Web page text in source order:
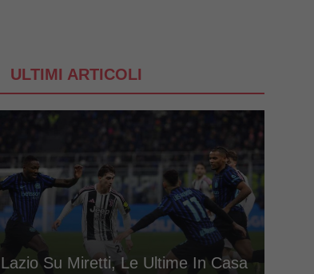
ULTIMI ARTICOLI
Lazio Su Miretti, Le Ultime In Casa